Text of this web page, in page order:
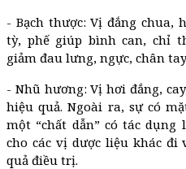
- Bạch thược: Vị đắng chua,
tỳ, phế giúp bình can, chỉ
giảm đau lưng, ngực, chân
- Nhũ hương: Vị hơi đắng,
hiệu quả. Ngoài ra, sự có
một “chất dẫn” có tác
cho các vị dược liệu khác đi
quả điều trị.